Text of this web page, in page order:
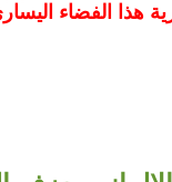
هذا الفضاء